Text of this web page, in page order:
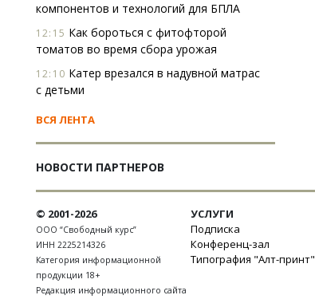
компонентов и технологий для БПЛА
12:15 Как бороться с фитофторой
томатов во время сбора урожая
12:10 Катер врезался в надувной матрас
с детьми
ВСЯ ЛЕНТА
НОВОСТИ ПАРТНЕРОВ
© 2001-2026
ООО “Свободный курс”
ИНН 2225214326
Категория информационной
продукции 18+
Редакция информационного сайта
УСЛУГИ
Подписка
Конференц-зал
Типография "Алт-принт"